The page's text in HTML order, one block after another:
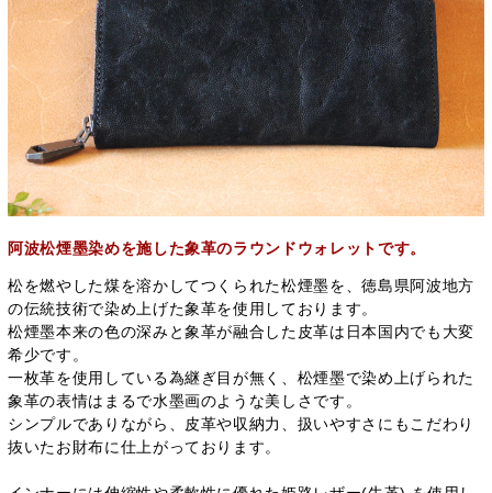
阿波松煙墨染めを施した象革のラウンドウォレットです。
松を燃やした煤を溶かしてつくられた松煙墨を、徳島県阿波地方
の伝統技術で染め上げた象革を使用しております。
松煙墨本来の色の深みと象革が融合した皮革は日本国内でも大変
希少です。
一枚革を使用している為継ぎ目が無く、松煙墨で染め上げられた
象革の表情はまるで水墨画のような美しさです。
シンプルでありながら、皮革や収納力、扱いやすさにもこだわり
抜いたお財布に仕上がっております。